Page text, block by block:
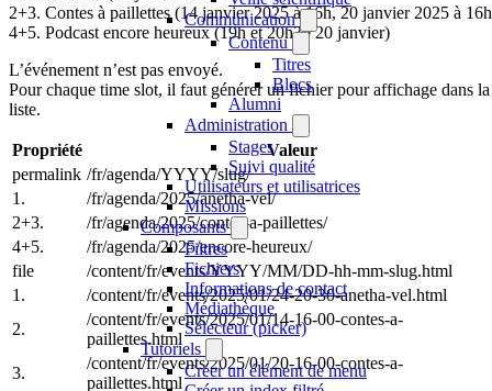
Communication
Contenu
Titres
Blocs
Alumni
Administration
Stages
Suivi qualité
Utilisateurs et utilisatrices
Missions
Composants
Filtres
Fichiers
Informations de contact
Médiathèque
Sélecteur (picker)
Tutoriels
Créer un élément de menu
2+3. Contes à paillettes (14 janvier 2025 à 16h, 20 janvier 2025 à
4+5. Podcast encore heureux (19h et 20h30 20 janvier)
L’événement n’est pas envoyé.
Pour chaque time slot, il faut générer un fichier pour affichage dans la
liste.
Propriété
Valeur
permalink /fr/agenda/YYYY/slug/
1.
/fr/agenda/2025/anetha-vel/
2+3.
/fr/agenda/2025/contes-a-paillettes/
4+5.
/fr/agenda/2025/encore-heureux/
file
/content/fr/events/YYYY/MM/DD-hh-mm-slug.html
1.
/content/fr/events/2025/01/24-20-30-anetha-vel.html
2.
/content/fr/events/2025/01/14-16-00-contes-a-
paillettes.html
3.
/content/fr/events/2025/01/20-16-00-contes-a-
paillettes.html